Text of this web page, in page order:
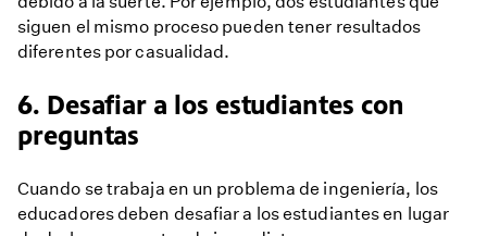
siguen el mismo proceso pueden tener resultados
diferentes por casualidad.
6. Desafiar a los estudiantes con
preguntas
Cuando se trabaja en un problema de ingeniería, los
educadores deben desafiar a los estudiantes en lugar